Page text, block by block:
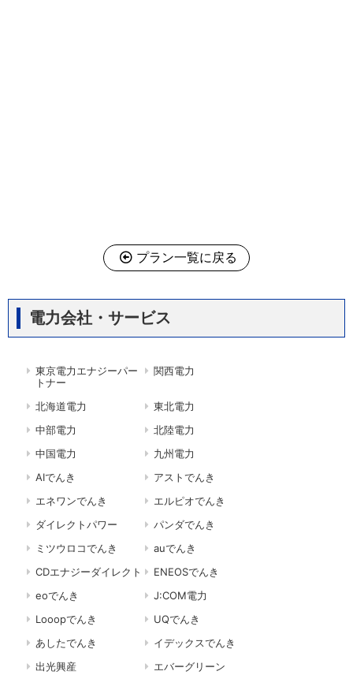
プラン一覧に戻る
電力会社・サービス
東京電力エナジーパー
トナー
関西電力
北海道電力
東北電力
中部電力
北陸電力
中国電力
九州電力
AIでんき
アストでんき
エネワンでんき
エルピオでんき
ダイレクトパワー
パンダでんき
ミツウロコでんき
auでんき
CDエナジーダイレクト
ENEOSでんき
eoでんき
J:COM電力
Looopでんき
UQでんき
あしたでんき
イデックスでんき
出光興産
エバーグリーン